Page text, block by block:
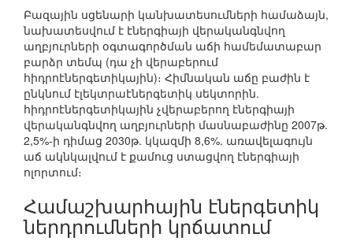
Բազային սցենարի կանխատեսումների համաձայն,
նախատեսվում է էներգիայի վերականգնվող
աղբյուրների օգտագործման աճի համեմատաբար
բարձր տեմպ (դա չի վերաբերում
հիդրոէներգետիկային)։ Հիմնական աճը բաժին է
ընկնում էլեկտրաէներգետիկ սեկտորին.
հիդրոէներգետիկային չվերաբերող էներգիայի
վերականգնվող աղբյուրների մասնաբաժինը 2007թ.
2,5%-ի դիմաց 2030թ. կկազմի 8,6%. առավելագույն
աճ ակնկալվում է քամուց ստացվող էներգիայի
ոլորտում։
Համաշխարհային էներգետիկ
ներդրումների կրճատում